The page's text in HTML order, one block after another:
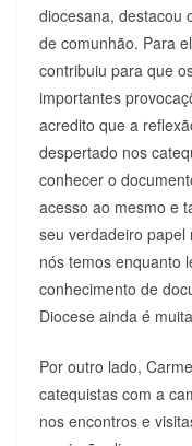
diocesana, destacou
de comunhão. Para
contribuiu para que
importantes
acredito que a
despertado nos
conhecer o
acesso ao mesmo e
seu verdadeiro
nós temos enquanto
conhecimento de
Diocese ainda é
Por outro lado,
catequistas com a
nos encontros e